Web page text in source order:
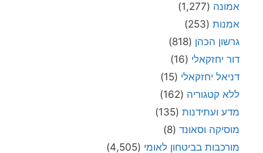
אמונה (1,277)
אמנות (253)
גרשון הכהן (818)
דור יחזקאלי (16)
דניאל יחזקאלי (15)
ללא קטגוריה (162)
מדע ועתידנות (135)
מוסיקה וסאונד (8)
מורכבות בביטחון לאומי (4,505)